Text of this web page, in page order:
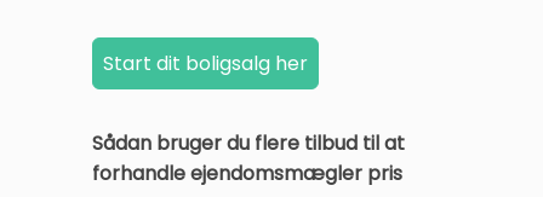
Sådan bruger du flere tilbud til at
forhandle ejendomsmægler pris